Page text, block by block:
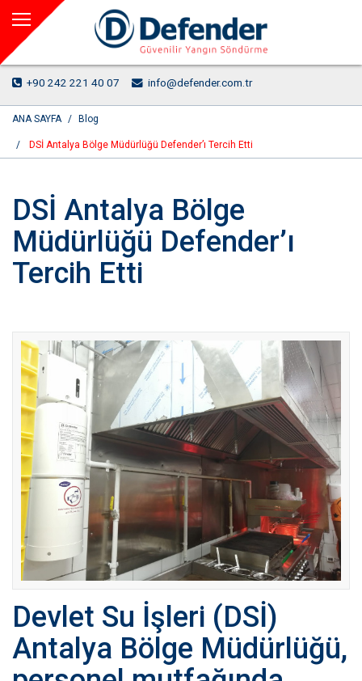
+90 242 221 40 07 info@defender.com.tr
ANA SAYFA Blog
DSİ Antalya Bölge Müdürlüğü Defender’ı Tercih Etti
DSİ Antalya Bölge
Müdürlüğü Defender’ı
Tercih Etti
Devlet Su İşleri (DSİ)
Antalya Bölge Müdürlüğü,